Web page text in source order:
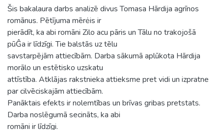
Šis bakalaura darbs analizē divus Tomasa Hārdija agrīnos
romānus. Pētījuma mērėis ir
pierādīt, ka abi romāni Zilo acu pāris un Tālu no trakojošā
pūĜa ir līdzīgi. Tie balstās uz tēlu
savstarpējām attiecībām. Darba sākumā aplūkota Hārdija
morālo un estētisko uzskatu
attīstība. Atklājas rakstnieka attieksme pret vidi un izpratne
par cilvēciskajām attiecībām.
Panāktais efekts ir nolemtības un brīvas gribas pretstats.
Darba noslēgumā secināts, ka abi
romāni ir līdzīgi.